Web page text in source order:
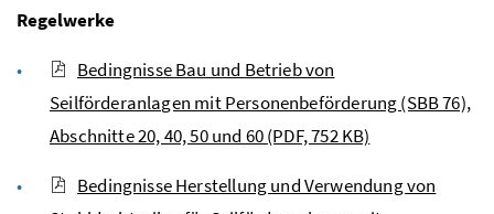
Regelwerke
Bedingnisse Bau und Betrieb von
Seilförderanlagen mit Personenbeförderung (SBB 76),
Abschnitte 20, 40, 50 und 60(PDF, 752 KB)
Bedingnisse Herstellung und Verwendung von